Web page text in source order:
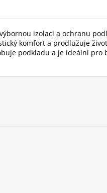
izolaci a ochranu
komfort a prodlužuje
podkladu a je ideální pro